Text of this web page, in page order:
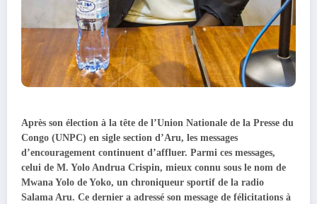
Après son élection à la tête de l’Union Nationale de la Presse du
Congo (UNPC) en sigle section d’Aru, les messages
d’encouragement continuent d’affluer. Parmi ces messages,
celui de M. Yolo Andrua Crispin, mieux connu sous le nom de
Mwana Yolo de Yoko, un chroniqueur sportif de la radio
Salama Aru. Ce dernier a adressé son message de félicitations à